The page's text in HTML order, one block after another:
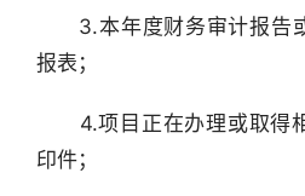
3.本年度财务审计报告
报表；
4.项目正在办理或取得
印件；